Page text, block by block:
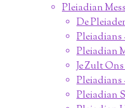
Pleiadian
De
Pleiadians
Pleiadian
Je Zult
Pleiadian